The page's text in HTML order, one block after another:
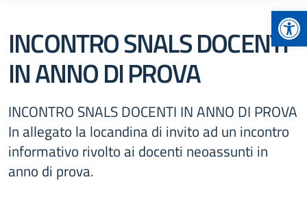
INCONTRO SNALS DOCENTI
IN ANNO DI PROVA
INCONTRO SNALS DOCENTI IN ANNO DI PROVA
In allegato la locandina di invito ad un incontro
informativo rivolto ai docenti neoassunti in
anno di prova.